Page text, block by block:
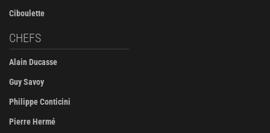
Ciboulette
CHEFS
Alain Ducasse
Guy Savoy
Philippe Conticini
Pierre Hermé